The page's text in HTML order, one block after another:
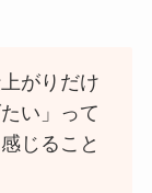
がりだけ
い」って
じること